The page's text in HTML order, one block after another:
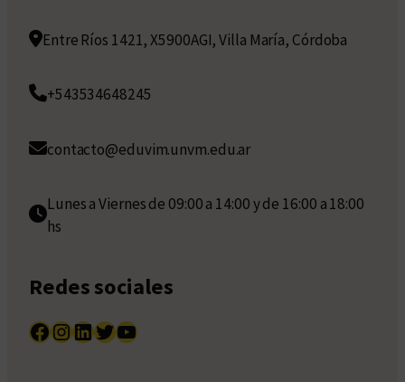
Entre Ríos 1421, X5900AGI, Villa María, Córdoba
+543534648245
contacto@eduvim.unvm.edu.ar
Lunes a Viernes de 09:00 a 14:00 y de 16:00 a 18:00
hs
Redes sociales
Facebook InstagramLinkedIn Twitter YouTube